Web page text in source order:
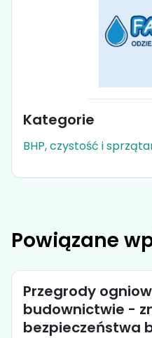
Kategorie
BHP, czystość i
Powiązane
Przegrody
budownictwie -
bezpieczeństwa